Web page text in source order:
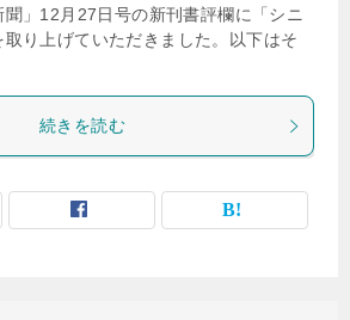
」12月27日号の新刊書評欄に「シニ
り上げていただきました。以下はそ
続きを読む